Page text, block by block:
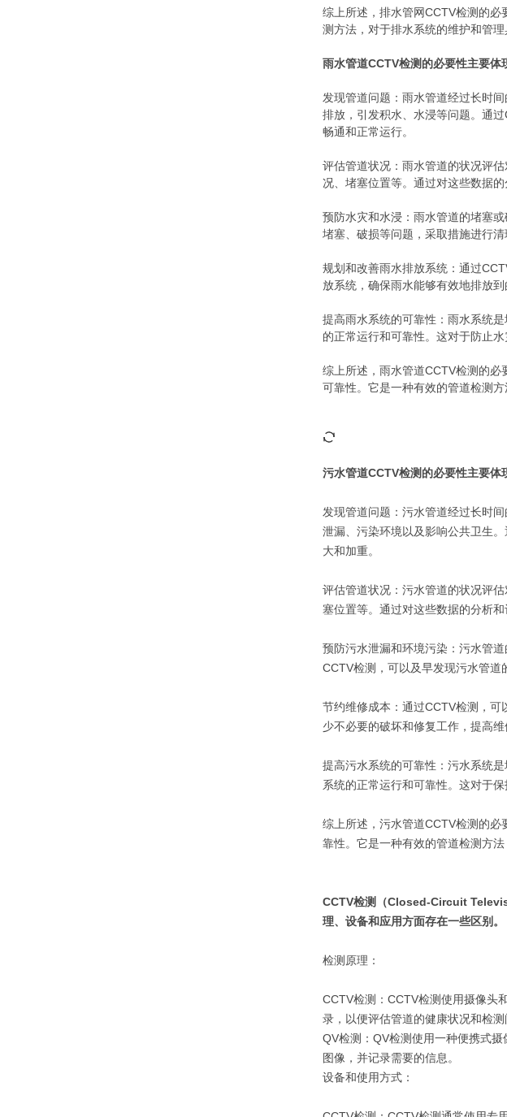
综上所述，排水管网CCTV检测的
测方法，对于排水系统的维护和管理
雨水管道CCTV检测的必要性主要体
发现管道问题：雨水管道经过长时
排放，引发积水、水浸等问题。通
畅通和正常运行。
评估管道状况：雨水管道的状况评
况、堵塞位置等。通过对这些数据
预防水灾和水浸：雨水管道的堵塞
堵塞、破损等问题，采取措施进行
规划和改善雨水排放系统：通过
放系统，确保雨水能够有效地排放
提高雨水系统的可靠性：雨水系统
的正常运行和可靠性。这对于防止
综上所述，雨水管道CCTV检测的
可靠性。它是一种有效的管道检测
污水管道CCTV检测的必要性主要体
发现管道问题：污水管道经过长时
泄漏、污染环境以及影响公共卫生
大和加重。
评估管道状况：污水管道的状况评
塞位置等。通过对这些数据的分析
预防污水泄漏和环境污染：污水管
CCTV检测，可以及早发现污水管道
节约维修成本：通过CCTV检测，
少不必要的破坏和修复工作，提高维
提高污水系统的可靠性：污水系统
系统的正常运行和可靠性。这对于
综上所述，污水管道CCTV检测的
靠性。它是一种有效的管道检测方
CCTV检测（Closed-Circuit
理、设备和应用方面存在一些区别。
检测原理：
CCTV检测：CCTV检测使用摄像头
录，以便评估管道的健康状况和检测
QV检测：QV检测使用一种便携式
图像，并记录需要的信息。
设备和使用方式：